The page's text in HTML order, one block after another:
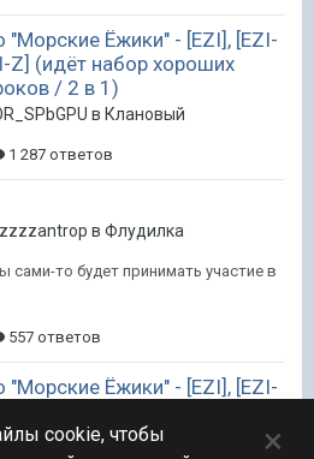
Ёжики" - [EZI], [EZI-
Z] (идёт набор хороших
/ 2 в 1)
в Клановый
1 287 ответов
в Флудилка
сами-то будет принимать участие в
557 ответов
Ёжики" - [EZI], [EZI-
/ 2 в 1)
cookie, чтобы
×